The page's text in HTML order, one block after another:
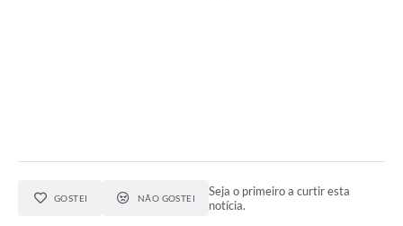
GOSTEI NÃO GOSTEI
Seja o primeiro a curtir esta
notícia.